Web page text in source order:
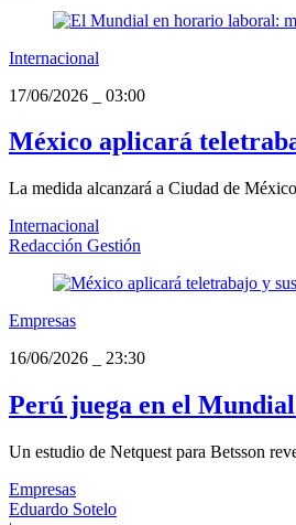
Internacional
17/06/2026
03:00
México aplicará
La medida alcanzará a Ciudad de
Internacional
Redacción Gestión
Empresas
16/06/2026
23:30
Perú juega en el
Un estudio de Netquest para Betsson
Empresas
Eduardo Sotelo